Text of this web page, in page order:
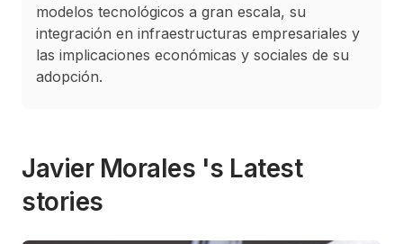
modelos tecnológicos a gran escala, su
integración en infraestructuras empresariales y
las implicaciones económicas y sociales de su
adopción.
Javier Morales 's Latest
stories